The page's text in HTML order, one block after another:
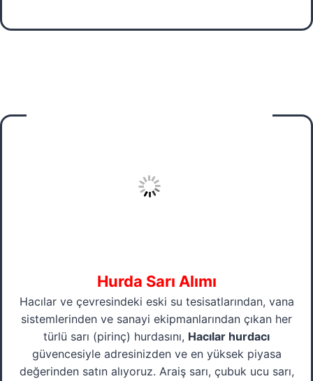
Hurda Sarı Alımı
Hacılar ve çevresindeki eski su tesisatlarından, vana
sistemlerinden ve sanayi ekipmanlarından çıkan her
türlü sarı (pirinç) hurdasını, Hacılar hurdacı
güvencesiyle adresinizden ve en yüksek piyasa
değerinden satın alıyoruz. Araiş sarı, çubuk ucu sarı,